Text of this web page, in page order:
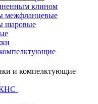
клином
межфланцевые
шаровые
и компелктующие
КНС